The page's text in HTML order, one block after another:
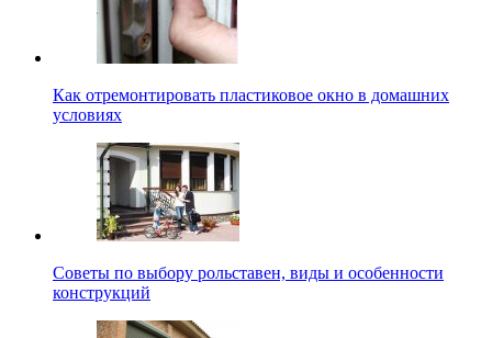
Как отремонтировать пластиковое окно в домашних
условиях
Советы по выбору рольставен, виды и особенности
конструкций